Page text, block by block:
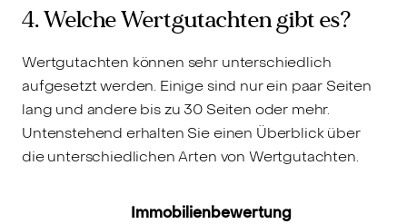
4. Welche Wertgutachten gibt es?
Wertgutachten können sehr unterschiedlich
aufgesetzt werden. Einige sind nur ein paar Seiten
lang und andere bis zu 30 Seiten oder mehr.
Untenstehend erhalten Sie einen Überblick über
die unterschiedlichen Arten von Wertgutachten.
Immobilienbewertung